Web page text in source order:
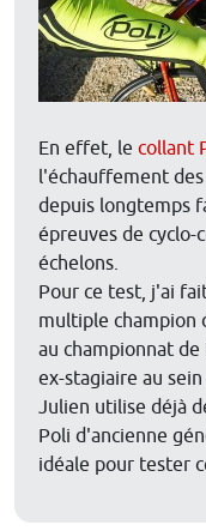
En effet, le collant
l'échauffement des
depuis longtemps
épreuves de cyclo-
échelons.
Pour ce test, j'ai
multiple champion
au championnat de
ex-stagiaire au
Julien utilise déjà
Poli d'ancienne
idéale pour tester